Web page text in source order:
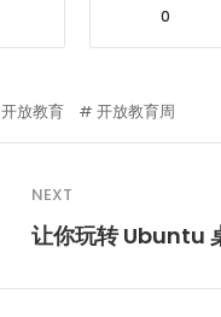
0
开放教育 开放教育周
NEXT
让你玩转 Ubuntu